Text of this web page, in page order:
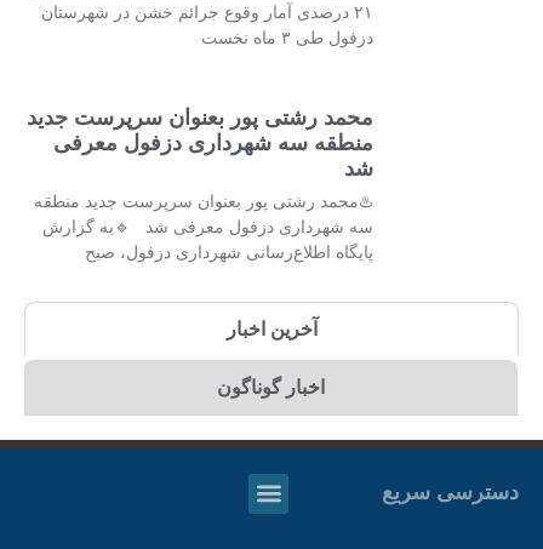
۲۱ درصدی آمار وقوع جرائم خشن در شهرستان
دزفول طی ۳ ماه نخست
محمد رشتی پور بعنوان سرپرست جدید
منطقه سه شهرداری دزفول معرفی
شد
♨️محمد رشتی پور بعنوان سرپرست جدید منطقه
سه شهرداری دزفول معرفی شد 🔹به گزارش
پایگاه اطلاع‌رسانی شهرداری دزفول، صبح
آخرین اخبار
اخبار گوناگون
دسترسی سریع